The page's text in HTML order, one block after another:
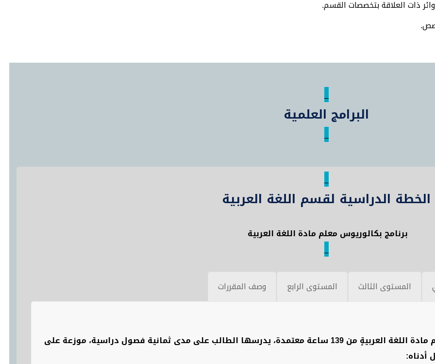
ذات العلاقة بتخصصات القسم.
_
البرامج العلمية
_
_
الخطة الدراسية لقسم اللغة العربية
برنامج بكالوريوس معلم مادة اللغة العربية
_
المستوى الثالث المستوى الرابع وصف المقررات
تتكون الخطة الدراسية لبرنامج بكالوريوس معلم مادة اللغة العربيةٍ من 139 ساعة معتمدة، يدرسها الطالب على مدى ثمانية فصول دراسية، موزعة على
أدناه: